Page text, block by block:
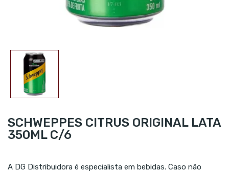
SCHWEPPES CITRUS ORIGINAL LATA
350ML C/6
A DG Distribuidora é especialista em bebidas. Caso não